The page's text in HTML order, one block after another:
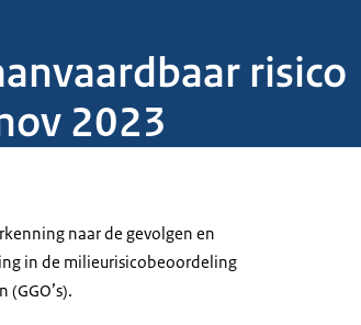
risico
2023
naar de gevolgen en
in de milieurisicobeoordeling